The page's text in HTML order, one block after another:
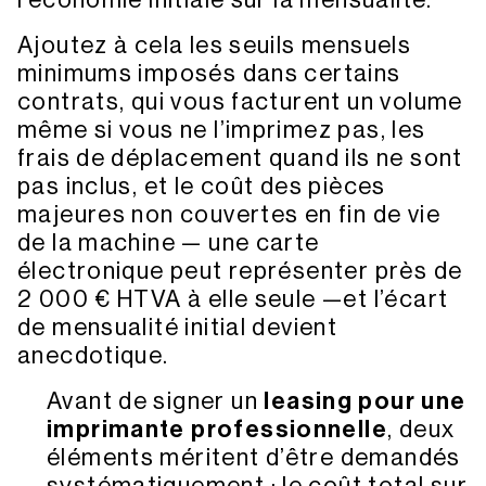
Résolution d’impression jusqu’à 1200 x 1200 dpi
Langage d’impression : PCL et Postscript
Formats de scan : Tiff, Jpeg, PDF, PDF Compact,
Impression directe depuis Smartphones et tablettes
Meuble support sur roulettes
Télécharger
Télécharger la brochure
Datasheet
*Meuble de support sur roulettes en option
Télécharger les spécifications
Canon imageFORCE 1333–
Ajoutez à cela les seuils mensuels
minimums imposés dans certains
contrats, qui vous facturent un volume
même si vous ne l’imprimez pas, les
frais de déplacement quand ils ne sont
pas inclus, et le coût des pièces
majeures non couvertes en fin de vie
de la machine — une carte
électronique peut représenter près de
2 000 € HTVA à elle seule —et l’écart
de mensualité initial devient
anecdotique.
Avant de signer un
leasing pour une
imprimante professionnelle, deux
éléments méritent d’être demandés